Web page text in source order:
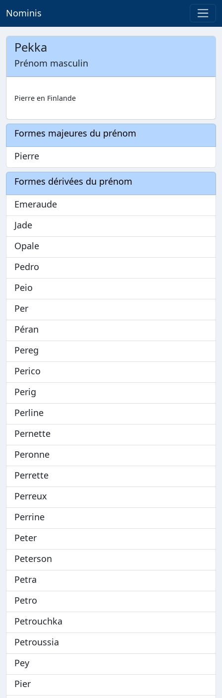
Nominis
Pekka
Prénom masculin
Pierre en Finlande
Formes majeures du prénom
Pierre
Formes dérivées du prénom
Emeraude
Jade
Opale
Pedro
Peio
Per
Péran
Pereg
Perico
Perig
Perline
Pernette
Peronne
Perrette
Perreux
Perrine
Peter
Peterson
Petra
Petro
Petrouchka
Petroussia
Pey
Pier